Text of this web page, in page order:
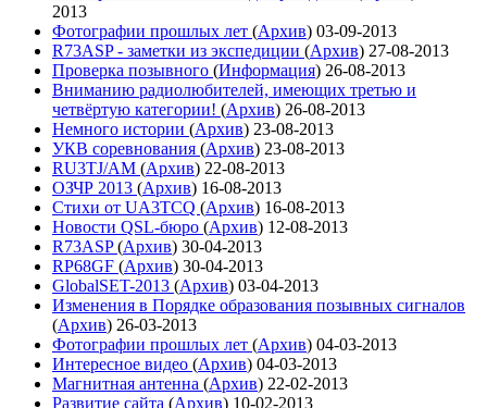
2013
Фотографии прошлых лет (Архив) 03-09-2013
R73ASP - заметки из экспедиции (Архив) 27-08-2013
Проверка позывного (Информация) 26-08-2013
Вниманию радиолюбителей, имеющих третью и
четвёртую категории! (Архив) 26-08-2013
Немного истории (Архив) 23-08-2013
УКВ соревнования (Архив) 23-08-2013
RU3TJ/AM (Архив) 22-08-2013
ОЗЧР 2013 (Архив) 16-08-2013
Стихи от UA3TCQ (Архив) 16-08-2013
Новости QSL-бюро (Архив) 12-08-2013
R73ASP(Архив) 30-04-2013
RP68GF (Архив) 30-04-2013
GlobalSET-2013 (Архив) 03-04-2013
Изменения в Порядке образования позывных сигналов
(Архив) 26-03-2013
Фотографии прошлых лет (Архив) 04-03-2013
Интересное видео (Архив) 04-03-2013
Магнитная антенна (Архив) 22-02-2013
Развитие сайта (Архив) 10-02-2013